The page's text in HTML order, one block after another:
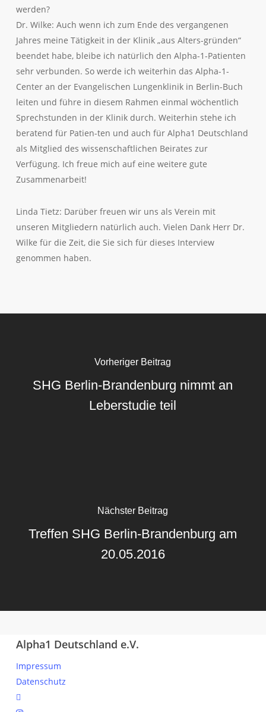
werden?
Dr. Wilke: Auch wenn ich zum Ende des vergangenen
Jahres meine Tätigkeit in der Klinik „aus Alters-gründen“
beendet habe, bleibe ich natürlich den Alpha-1-Patienten
sehr verbunden. So werde ich weiterhin das Alpha-1-
Center an der Evangelischen Lungenklinik in Berlin-Buch
leiten und führe in diesem Rahmen einmal wöchentlich
Sprechstunden in der Klinik durch. Weiterhin stehe ich
beratend für Patien-ten und auch für Alpha1 Deutschland
als Mitglied des wissenschaftlichen Beirates zur
Verfügung. Ich freue mich auf eine weitere gute
Zusammenarbeit!
Linda Tietz: Darüber freuen wir uns als Verein mit
unseren Mitgliedern natürlich auch. Vielen Dank Herr Dr.
Wilke für die Zeit, die Sie sich für dieses Interview
genommen haben.
Vorheriger Beitrag
SHG Berlin-Brandenburg nimmt an
Leberstudie teil
Nächster Beitrag
Treffen SHG Berlin-Brandenburg am
20.05.2016
Alpha1 Deutschland e.V.
Impressum
Datenschutz
linkedin